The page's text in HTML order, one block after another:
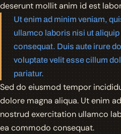
deserunt mollit anim id est
Ut enim ad minim veniam,
ullamco laboris nisi ut
consequat. Duis aute irure
voluptate velit esse cillum
pariatur.
Sed do eiusmod tempor
dolore magna aliqua. Ut enim
nostrud exercitation ullamco
ea commodo consequat.